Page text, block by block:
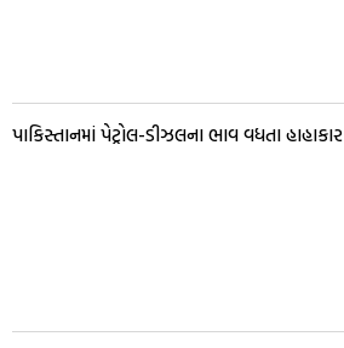
પાકિસ્તાનમાં પેટ્રોલ-ડીઝલના ભાવ વધતા હાહાકાર